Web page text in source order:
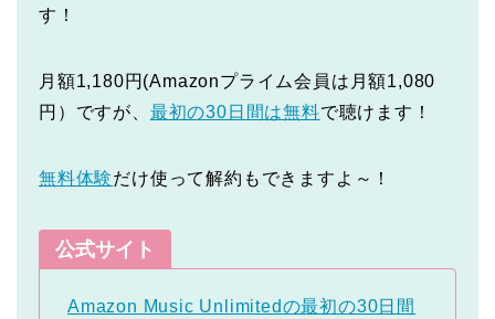
す！
月額1,180円(Amazonプライム会員は月額1,080
円）ですが、 最初の30日間は無料で聴けます！
無料体験だけ使って解約もできますよ～！
公式サイト
Amazon Music Unlimitedの最初の30日間